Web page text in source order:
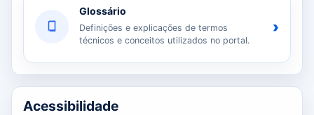
Glossário
Definições e explicações de termos
técnicos e conceitos utilizados no portal.
›
Acessibilidade